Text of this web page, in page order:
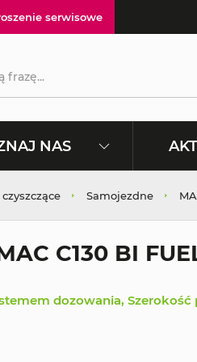
serwisowe
NAS
Samojezdne
C130 BI
dozowania, Szerokość